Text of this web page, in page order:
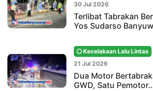
30 Jul 2026
Terlibat Tabrakan
Yos Sudarso
Kecelakaan Lalu Lintas
21 Jul 2026
Dua Motor
GWD, Satu